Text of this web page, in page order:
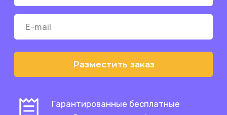
Разместить заказ
Гарантированные бесплатные